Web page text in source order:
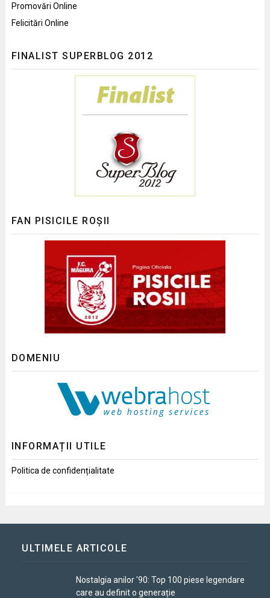
Promovări Online
Felicitări Online
FINALIST SUPERBLOG 2012
FAN PISICILE ROȘII
DOMENIU
INFORMAȚII UTILE
Politica de confidențialitate
ULTIMELE ARTICOLE
Nostalgia anilor '90: Top 100 piese legendare
care au definit o generație